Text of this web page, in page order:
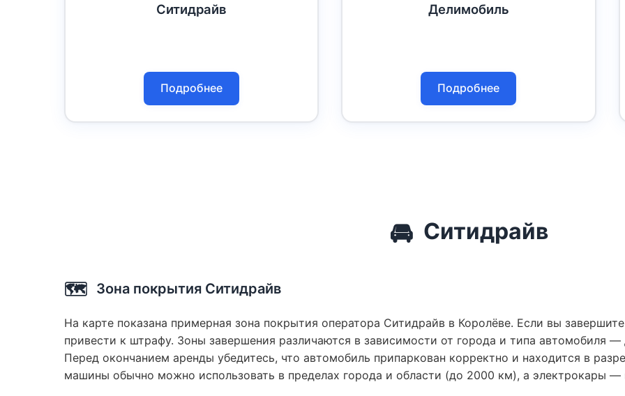
Ситидрайв
Подробнее
Делимобиль
Подробнее
🚘 Ситидрайв
🗺️ Зона покрытия Ситидрайв
На карте показана примерная зона покрытия оператора Ситидрайв в Королёве. Если вы
привести к штрафу. Зоны завершения различаются в зависимости от города и типа автомобиля
Перед окончанием аренды убедитесь, что автомобиль припаркован корректно и находится в
машины обычно можно использовать в пределах города и области (до 2000 км), а электрокары